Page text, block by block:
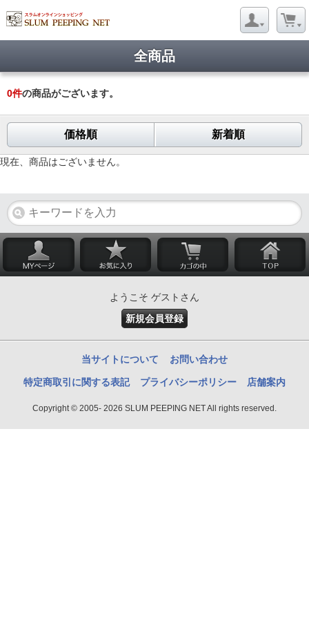
全商品
0件の商品がございます。
価格順 新着順
現在、商品はございません。
ようこそ ゲストさん
新規会員登録
当サイトについて お問い合わせ
特定商取引に関する表記 プライバシーポリシー 店舗案内
Copyright © 2005- 2026 SLUM PEEPING NET All rights reserved.